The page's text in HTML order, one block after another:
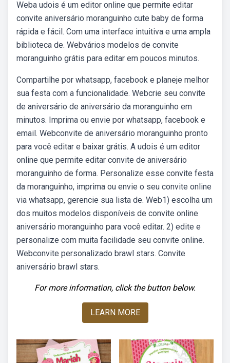
Weba udois é um editor online que permite editar
convite aniversário moranguinho cute baby de forma
rápida e fácil. Com uma interface intuitiva e uma ampla
biblioteca de. Webvários modelos de convite
moranguinho grátis para editar em poucos minutos.
Compartilhe por whatsapp, facebook e planeje melhor
sua festa com a funcionalidade. Webcrie seu convite
de aniversário de aniversário da moranguinho em
minutos. Imprima ou envie por whatsapp, facebook e
email. Webconvite de aniversário moranguinho pronto
para você editar e baixar grátis. A udois é um editor
online que permite editar convite de aniversário
moranguinho de forma. Personalize esse convite festa
da moranguinho, imprima ou envie o seu convite online
via whatsapp, gerencie sua lista de. Web1) escolha um
dos muitos modelos disponíveis de convite online
aniversário moranguinho para você editar. 2) edite e
personalize com muita facilidade seu convite online.
Webconvite personalizado brawl stars. Convite
aniversário brawl stars.
For more information, click the button below.
LEARN MORE